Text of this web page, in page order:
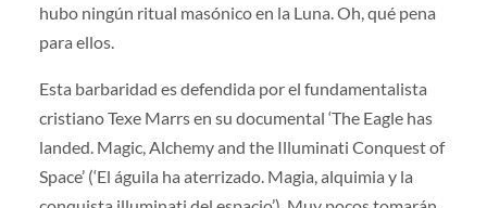
hubo ningún ritual masónico en la Luna. Oh, qué pena
para ellos.
Esta barbaridad es defendida por el fundamentalista
cristiano Texe Marrs en su documental ‘The Eagle has
landed. Magic, Alchemy and the Illuminati Conquest of
Space’ (‘El águila ha aterrizado. Magia, alquimia y la